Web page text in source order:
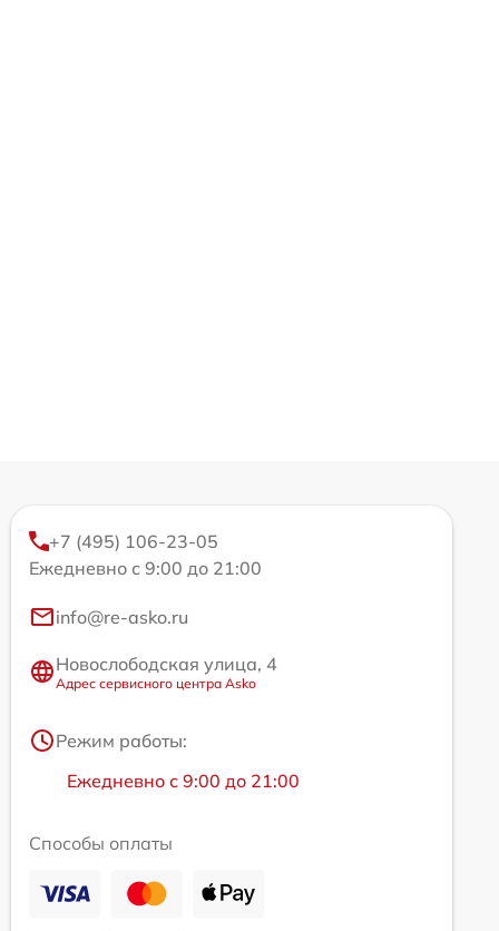
+7 (495) 106-23-05
Ежедневно с 9:00 до 21:00
info@re-asko.ru
Новослободская улица, 4
Адрес сервисного центра Asko
Режим работы:
Ежедневно с 9:00 до 21:00
Способы оплаты